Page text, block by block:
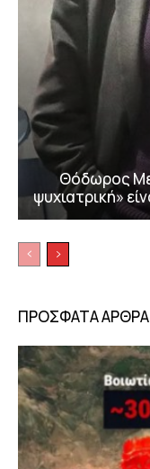
Θόδωρος
ψυχιατρική»
ΠΡΟΣΦΑΤΑ ΑΡΘΡΑ